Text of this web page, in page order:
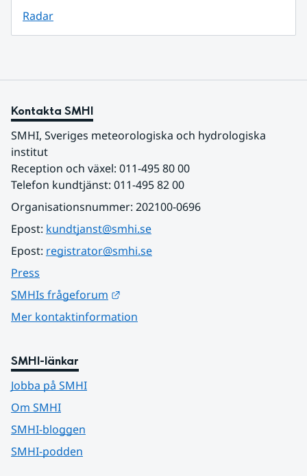
Radar
Kontakta SMHI
SMHI, Sveriges meteorologiska och hydrologiska
institut
Reception och växel: 011-495 80 00
Telefon kundtjänst: 011-495 82 00
Organisationsnummer: 202100-0696
Epost: kundtjanst@smhi.se
Epost: registrator@smhi.se
Press
SMHIs frågeforum
Mer kontaktinformation
SMHI-länkar
Jobba på SMHI
Om SMHI
SMHI-bloggen
SMHI-podden